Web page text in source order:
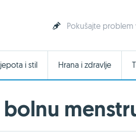
Pokušajte
i stil Hrana i zdravlje